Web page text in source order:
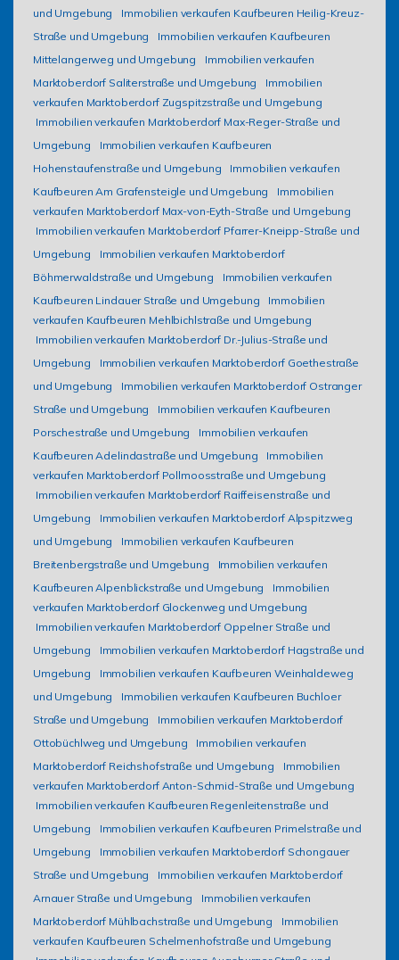
und Umgebung
Immobilien verkaufen Kaufbeuren Heilig-Kreuz-
Straße und Umgebung
Immobilien verkaufen Kaufbeuren
Mittelangerweg und Umgebung
Immobilien verkaufen
Marktoberdorf Saliterstraße und Umgebung
Immobilien
verkaufen Marktoberdorf Zugspitzstraße und Umgebung
Immobilien verkaufen Marktoberdorf Max-Reger-Straße und
Umgebung
Immobilien verkaufen Kaufbeuren
Hohenstaufenstraße und Umgebung
Immobilien verkaufen
Kaufbeuren Am Grafensteigle und Umgebung
Immobilien
verkaufen Marktoberdorf Max-von-Eyth-Straße und Umgebung
Immobilien verkaufen Marktoberdorf Pfarrer-Kneipp-Straße und
Umgebung
Immobilien verkaufen Marktoberdorf
Böhmerwaldstraße und Umgebung
Immobilien verkaufen
Kaufbeuren Lindauer Straße und Umgebung
Immobilien
verkaufen Kaufbeuren Mehlbichlstraße und Umgebung
Immobilien verkaufen Marktoberdorf Dr.-Julius-Straße und
Umgebung
Immobilien verkaufen Marktoberdorf Goethestraße
und Umgebung
Immobilien verkaufen Marktoberdorf Ostranger
Straße und Umgebung
Immobilien verkaufen Kaufbeuren
Porschestraße und Umgebung
Immobilien verkaufen
Kaufbeuren Adelindastraße und Umgebung
Immobilien
verkaufen Marktoberdorf Pollmoosstraße und Umgebung
Immobilien verkaufen Marktoberdorf Raiffeisenstraße und
Umgebung
Immobilien verkaufen Marktoberdorf Alpspitzweg
und Umgebung
Immobilien verkaufen Kaufbeuren
Breitenbergstraße und Umgebung
Immobilien verkaufen
Kaufbeuren Alpenblickstraße und Umgebung
Immobilien
verkaufen Marktoberdorf Glockenweg und Umgebung
Immobilien verkaufen Marktoberdorf Oppelner Straße und
Umgebung
Immobilien verkaufen Marktoberdorf Hagstraße und
Umgebung
Immobilien verkaufen Kaufbeuren Weinhaldeweg
und Umgebung
Immobilien verkaufen Kaufbeuren Buchloer
Straße und Umgebung
Immobilien verkaufen Marktoberdorf
Ottobüchlweg und Umgebung
Immobilien verkaufen
Marktoberdorf Reichshofstraße und Umgebung
Immobilien
verkaufen Marktoberdorf Anton-Schmid-Straße und Umgebung
Immobilien verkaufen Kaufbeuren Regenleitenstraße und
Umgebung
Immobilien verkaufen Kaufbeuren Primelstraße und
Umgebung
Immobilien verkaufen Marktoberdorf Schongauer
Straße und Umgebung
Immobilien verkaufen Marktoberdorf
Arnauer Straße und Umgebung
Immobilien verkaufen
Marktoberdorf Mühlbachstraße und Umgebung
Immobilien
verkaufen Kaufbeuren Schelmenhofstraße und Umgebung